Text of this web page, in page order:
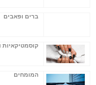
ברים ופאבים
קוסמטיקאיות
המומחים